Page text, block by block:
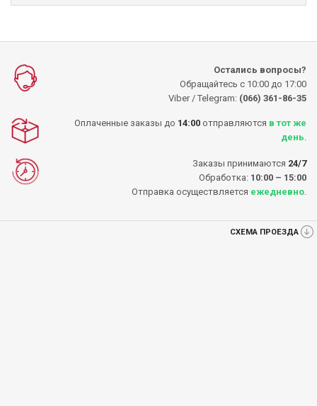
Остались вопросы?
Обращайтесь с 10:00 до 17:00
Viber / Telegram: (066) 361-86-35
Оплаченные заказы до 14:00 отправляются в тот же
день
Заказы принимаются 24/7
Обработка: 10:00 – 15:00
Отправка осуществляется ежедневно
СХЕМА ПРОЕЗДА